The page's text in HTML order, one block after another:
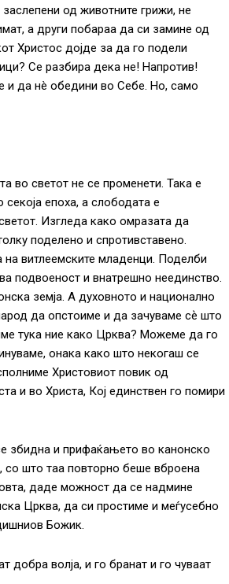
од животните грижи, не
а други побараа да си замине од
Христос дојде за да го подели
Се разбира дека не! Напротив!
и да нè обедини во Себе. Но, само
во светот не се променети. Така е
епоха, а слободата е
Изгледа како омразата да
поделено и спротивставено.
на витлеемските младенци. Поделби
подвоеност и внатрешно неединство.
земја. А духовното и национално
да опстоиме и да зачуваме сѐ што
тука ние како Црква? Можеме да го
онака како што некогаш се
Христовиот повик од
и во Христа, Кој единствен го помири
збидна и прифаќањето во канонско
со што таа повторно беше вброена
даде можност да се надмине
Црква, да си простиме и меѓусебно
Божик.
добра волја, и го бранат и го чуваат